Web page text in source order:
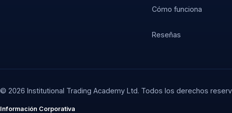
Cómo funciona
Reseñas
© 2026 Institutional Trading Academy Ltd. Todos los derechos
Información Corporativa